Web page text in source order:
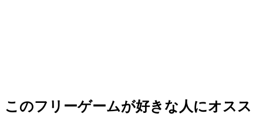
このフリーゲームが好きな人にオスス